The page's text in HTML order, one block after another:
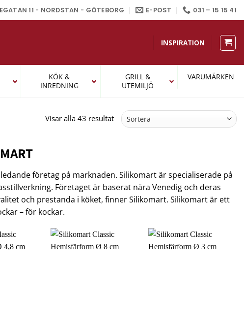
11 - NORDSTAN - GÖTEBORG E-POST 031 – 15 15 41
INSPIRATION
KÖK &
INREDNING
GRILL &
UTEMILJÖ
VARUMÄRKEN
Visar alla 43 resultatSortera
efter
företag på marknaden. Silikomart är specialiserade på
Företaget är baserat nära Venedig och deras
och prestanda i köket, finner Silikomart. Silikomart är ett
– för kockar.